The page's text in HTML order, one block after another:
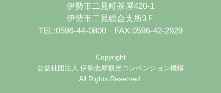
伊勢市二見町茶屋420-1
伊勢市二見総合支所3Ｆ
TEL:0596-44-0800 FAX:0596-42-2929
Copyright
公益社団法人 伊勢志摩観光コンベンション機構
All Rights Reserved.